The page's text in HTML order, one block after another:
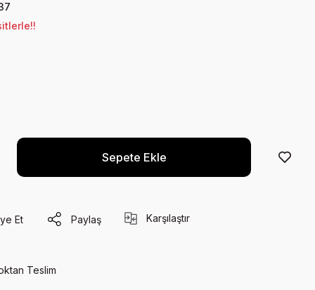
Sepete Ekle
Et Paylaş Karşılaştır
Teslim